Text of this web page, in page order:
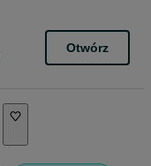
Otwórz